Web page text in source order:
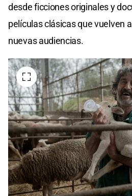
desde ficciones originales y
películas clásicas que vuelven
nuevas audiencias.